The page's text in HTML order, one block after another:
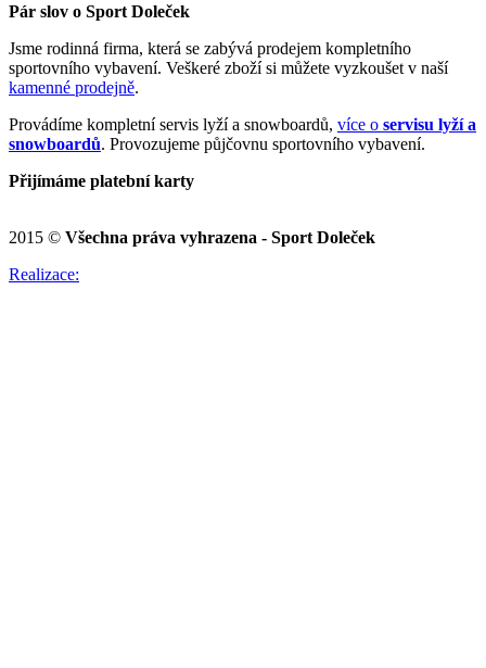
Pár slov o Sport Doleček
Jsme rodinná firma, která se zabývá prodejem kompletního
sportovního vybavení. Veškeré zboží si můžete vyzkoušet v naší
kamenné prodejně.
Provádíme kompletní servis lyží a snowboardů, více o servisu lyží a
snowboardů. Provozujeme půjčovnu sportovního vybavení.
Přijímáme platební karty
2015 © Všechna práva vyhrazena - Sport Doleček
Realizace: